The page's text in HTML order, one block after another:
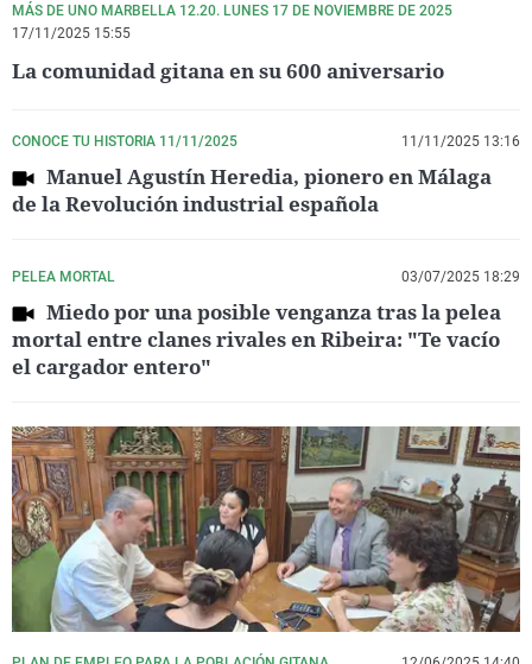
MÁS DE UNO MARBELLA 12.20. LUNES 17 DE NOVIEMBRE DE 2025
17/11/2025 15:55
La comunidad gitana en su 600 aniversario
CONOCE TU HISTORIA 11/11/2025 11/11/2025 13:16
Manuel Agustín Heredia, pionero en Málaga
de la Revolución industrial española
PELEA MORTAL 03/07/2025 18:29
Miedo por una posible venganza tras la pelea
mortal entre clanes rivales en Ribeira: "Te vacío
el cargador entero"